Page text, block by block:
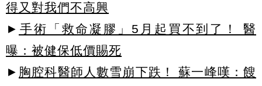
得又對我們不高興
► 手術「救命凝膠」5月起買不到了！ 醫
曝：被健保低價賜死
► 胸腔科醫師人數雪崩下跌！ 蘇一峰嘆：餿